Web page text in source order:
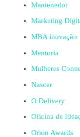
Mantenedor
Marketing
MBA inovação
Mentoria
Mulheres
Nascer
O Delivery
Oficina de
Orion Awards